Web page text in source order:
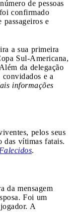
de pessoas
confirmado
e
a sua primeira
Sul-Americana,
da delegação
e a
informações
pelos seus
das vítimas fatais.
.
da mensagem
Foi um
A